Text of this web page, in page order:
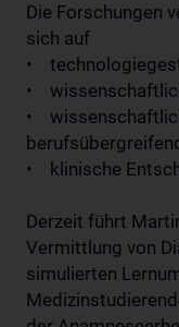
Die Forschungen
sich auf
•
•
•
• klinische
Derzeit führt
Vermittlung von
simulierten